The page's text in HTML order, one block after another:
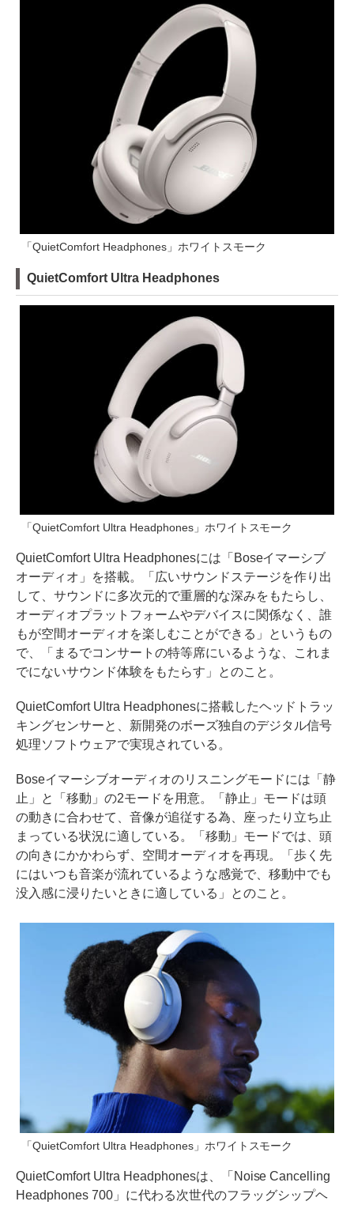
「QuietComfort Headphones」ホワイトスモーク
QuietComfort Ultra Headphones
「QuietComfort Ultra Headphones」ホワイトスモーク
QuietComfort Ultra Headphonesには「Boseイマーシブ
オーディオ」を搭載。「広いサウンドステージを作り出
して、サウンドに多次元的で重層的な深みをもたらし、
オーディオプラットフォームやデバイスに関係なく、誰
もが空間オーディオを楽しむことができる」というもの
で、「まるでコンサートの特等席にいるような、これま
でにないサウンド体験をもたらす」とのこと。
QuietComfort Ultra Headphonesに搭載したヘッドトラッ
キングセンサーと、新開発のボーズ独自のデジタル信号
処理ソフトウェアで実現されている。
Boseイマーシブオーディオのリスニングモードには「静
止」と「移動」の2モードを用意。「静止」モードは頭
の動きに合わせて、音像が追従する為、座ったり立ち止
まっている状況に適している。「移動」モードでは、頭
の向きにかかわらず、空間オーディオを再現。「歩く先
にはいつも音楽が流れているような感覚で、移動中でも
没入感に浸りたいときに適している」とのこと。
「QuietComfort Ultra Headphones」ホワイトスモーク
QuietComfort Ultra Headphonesは、「Noise Cancelling
Headphones 700」に代わる次世代のフラッグシップヘ